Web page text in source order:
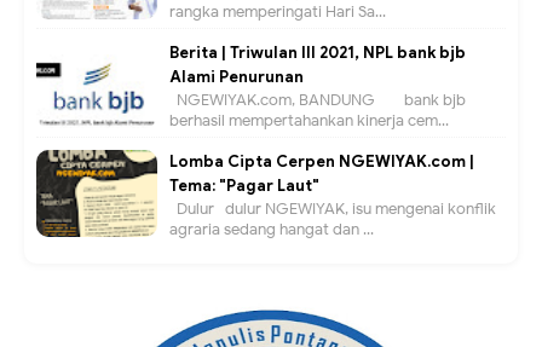
rangka memperingati Hari Sa...
Berita | Triwulan III 2021, NPL bank bjb
Alami Penurunan
NGEWIYAK.com, BANDUNG — bank bjb
berhasil mempertahankan kinerja cem...
Lomba Cipta Cerpen NGEWIYAK.com |
Tema: "Pagar Laut"
Dulur- dulur NGEWIYAK, isu mengenai konflik
agraria sedang hangat dan ...